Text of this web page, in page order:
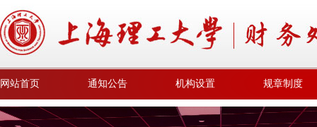
网站首页 通知公告 机构设置 规章制度